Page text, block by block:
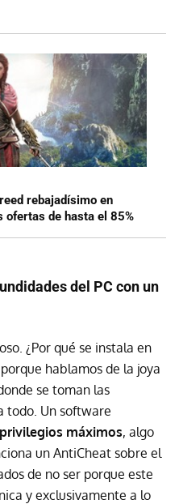
rebajadísimo en
ofertas de hasta el 85%
del PC con un
¿Por qué se instala en
hablamos de la joya
se toman las
todo. Un software
privilegios máximos, algo
un AntiCheat sobre el
de no ser porque este
y exclusivamente a lo